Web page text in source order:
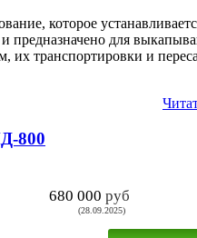
которое
предназначено для
их транспортировки и
800
680 000 руб
(28.09.2025)